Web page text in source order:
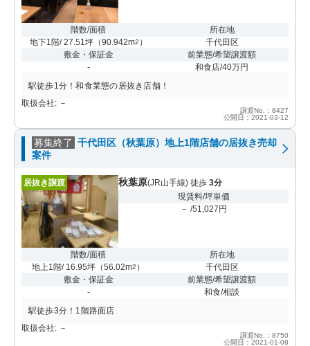
階数/面積
地下1階/ 27.51坪（90.942m2 ）
所在地
千代田区
敷金・保証金
-
前業態/希望譲渡額
和食店/40万円
駅徒歩1分！和食業態の居抜き店舗！
取扱会社: －
譲渡No.：8427
公開日：2021-03-12
募集終了 千代田区（秋葉原）地上1階店舗の居抜き売却
案件
居抜き譲渡 秋葉原(JR山手線) 徒歩 3分
現賃料/坪単価
－ /51,027円
階数/面積
地上1階/ 16.95坪 （56.02m2 ）
所在地
千代田区
敷金・保証金
-
前業態/希望譲渡額
和食/相談
駅徒歩3分！1階路面店
取扱会社: －
譲渡No.：8750
公開日：2021-01-08